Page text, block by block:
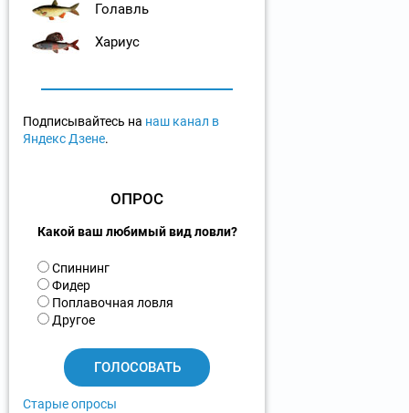
Голавль
Хариус
Подписывайтесь на наш канал в
Яндекс Дзене.
ОПРОС
Какой ваш любимый вид ловли?
В
а
р
и
Спиннинг
Фидер
Поплавочная ловля
Другое
Старые опросы